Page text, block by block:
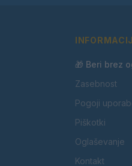
🎁 Beri brez
Zasebnost
Pogoji
Piškotki
Oglaševanje
Kontakt